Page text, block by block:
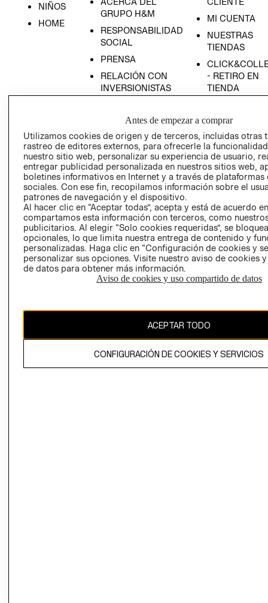
NIÑOS
HOME
GRUPO H&M
RESPONSABILIDAD
SOCIAL
PRENSA
RELACIÓN CON
INVERSIONISTAS
EMPRESARIAL
MI CUENTA
NUESTRAS
TIENDAS
- RETIRO EN
TIENDA
CONDICIONES
AVISO DE
PRIVACIDAD
GIFT CARD
AVISO DE
COOKIES
Chile ($)
El contenido de esta página web está protegido por copyright y es
propiedad de H&M Hennes & Mauritz AB.
Antes de empezar a comprar
Utilizamos cookies de origen y de terceros, incluidas otras
rastreo de editores externos, para ofrecerle la
nuestro sitio web, personalizar su experiencia de usuario,
entregar publicidad personalizada en nuestros sitios web,
boletines informativos en Internet y a través de plataformas
sociales. Con ese fin, recopilamos información sobre el
patrones de navegación y el dispositivo.
Al hacer clic en “Aceptar todas”, acepta y está de acuerdo
compartamos esta información con terceros, como
publicitarios. Al elegir “Solo cookies requeridas”, se
opcionales, lo que limita nuestra entrega de contenido y
personalizadas. Haga clic en “Configuración de cookies y
personalizar sus opciones. Visite nuestro aviso de cookies
de datos para obtener más información.
Aviso de cookies y uso compartido de datos
ACEPTAR TODO
CONFIGURACIÓN DE COOKIES Y SERVICIOS